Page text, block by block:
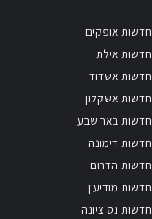
חדשות אופקים
חדשות אילת
חדשות אשדוד
חדשות אשקלון
חדשות באר שבע
חדשות דימונה
חדשות הדרום
חדשות מודיעין
חדשות נס ציונה